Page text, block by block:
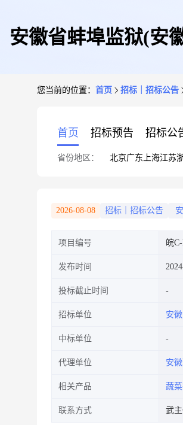
安徽省蚌埠监狱(安
您当前的位置： 首页 招标｜招标公告
首页 招标预告 招标公
省份地区： 北京广东 上海江苏
2026-08-08 招标｜招标公告
项目编号 皖
发布时间
投标截止时间
招标单位 安
中标单位
代理单位 安
相关产品 蔬
联系方式 武